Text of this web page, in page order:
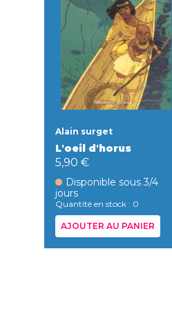
Alain surget
L'oeil d'horus
5,90 €
Disponible sous 3/4
jours
Quantité en stock : 0
AJOUTER AU PANIER